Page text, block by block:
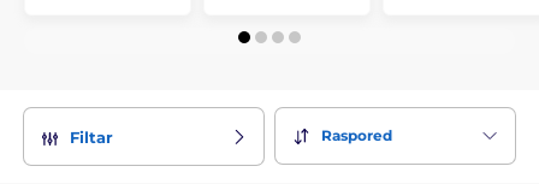
Filtar Raspored